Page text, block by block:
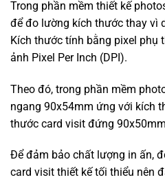
Trong phần mềm thiết kế
để đo lường kích thước thay vì
Kích thước tính bằng pixel phụ
ảnh Pixel Per Inch (DPI).
Theo đó, trong phần mềm
ngang 90x54mm ứng với kích
thước card visit đứng
Để đảm bảo chất lượng in ấn,
card visit thiết kế tối thiểu nên